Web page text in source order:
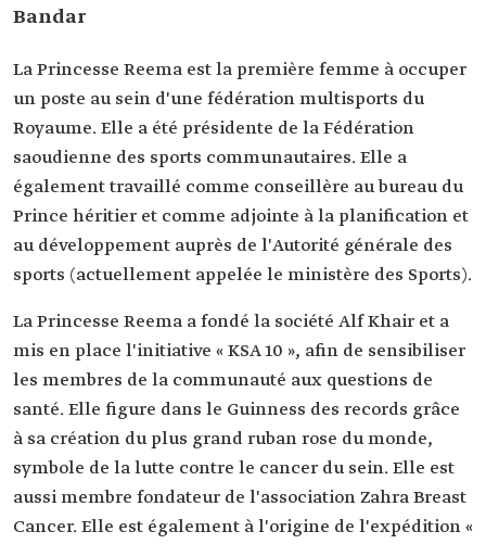
Bandar
La Princesse Reema est la première femme à occuper
un poste au sein d'une fédération multisports du
Royaume. Elle a été présidente de la Fédération
saoudienne des sports communautaires. Elle a
également travaillé comme conseillère au bureau du
Prince héritier et comme adjointe à la planification et
au développement auprès de l'Autorité générale des
sports (actuellement appelée le ministère des Sports).
La Princesse Reema a fondé la société Alf Khair et a
mis en place l'initiative « KSA 10 », afin de sensibiliser
les membres de la communauté aux questions de
santé. Elle figure dans le Guinness des records grâce
à sa création du plus grand ruban rose du monde,
symbole de la lutte contre le cancer du sein. Elle est
aussi membre fondateur de l'association Zahra Breast
Cancer. Elle est également à l'origine de l'expédition «